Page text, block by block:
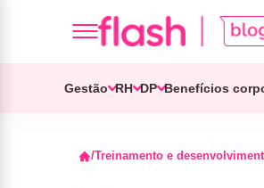
Gestão RH DP Benefícios
Treinamento e